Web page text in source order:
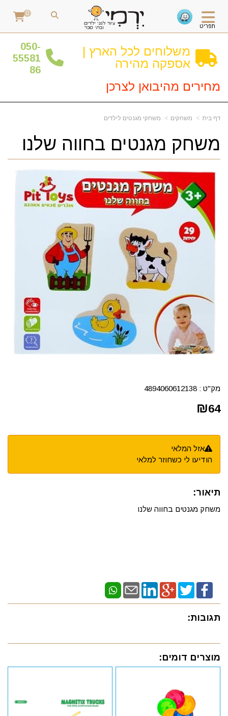
תפריט
0
משלוחים לכל הארץ |
אספקה מהירה
050-
55581
86
מחירים מהיבואן לצרכן
דף בית משחקים משחקי מגנטים לילדים
משחק מגנטים בחווה שלנו
מק"ט : 4894060612138
₪64
אזל המלאי
הודיעו לי כשחוזר למלאי
תיאור:
משחק מגנטים בחווה שלנו
תגובות:
מוצרים דומים: